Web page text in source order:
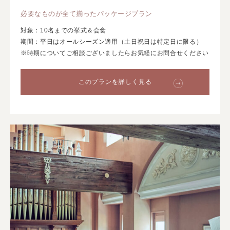
必要なものが全て揃ったパッケージプラン
対象：10名までの挙式＆会食
期間：平日はオールシーズン適用（土日祝日は特定日に限る）
※時期についてご相談ございましたらお気軽にお問合せください
このプランを詳しく見る